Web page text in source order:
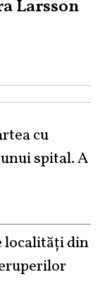
Larsson
cu
spital. A
localități din